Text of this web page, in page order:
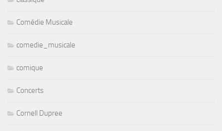
Comédie Musicale
comedie_musicale
comique
Concerts
Cornell Dupree